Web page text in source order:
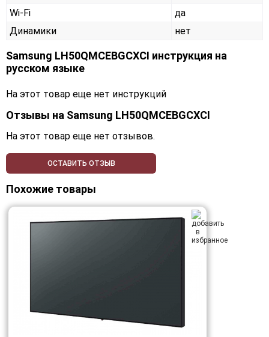
Wi-Fi
да
Динамики
нет
Samsung LH50QMCEBGCXCI инструкция на
русском языке
На этот товар еще нет инструкций
Отзывы на Samsung LH50QMCEBGCXCI
На этот товар еще нет отзывов.
ОСТАВИТЬ ОТЗЫВ
Похожие товары